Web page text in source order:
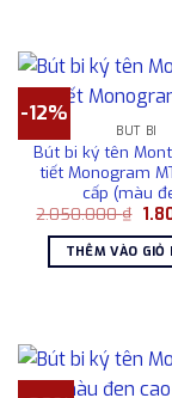
-12%
BÚT BI
Bút bi ký tên
tiết Monogram
cấp (màu
2.050.000₫ Giá
là:
THÊM VÀO GIỎ